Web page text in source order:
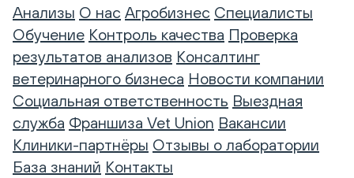
Анализы О нас Агробизнес Специалисты
Обучение Контроль качества Проверка
результатов анализов Консалтинг
ветеринарного бизнеса Новости компании
Социальная ответственность Выездная
служба Франшиза Vet Union Вакансии
Клиники-партнёры Отзывы о лаборатории
База знаний Контакты